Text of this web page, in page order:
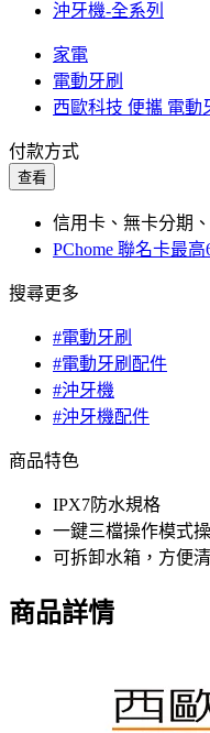
沖牙機-全系列
家電
電動牙刷
西歐科技 便攜 電動
付款方式
查看
信用卡、無卡分期
PChome 聯名卡最
搜尋更多
#電動牙刷
#電動牙刷配件
#沖牙機
#沖牙機配件
商品特色
IPX7防水規格
一鍵三檔操作模式
可拆卸水箱，方便
商品詳情